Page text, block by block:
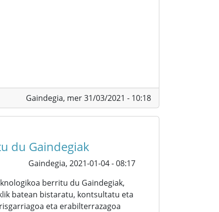
Gaindegia, mer 31/03/2021 - 10:18
du Gaindegiak
Gaindegia, 2021-01-04 - 08:17
berritu du Gaindegiak,
batean bistaratu, kontsultatu eta
eta erabilterrazagoa